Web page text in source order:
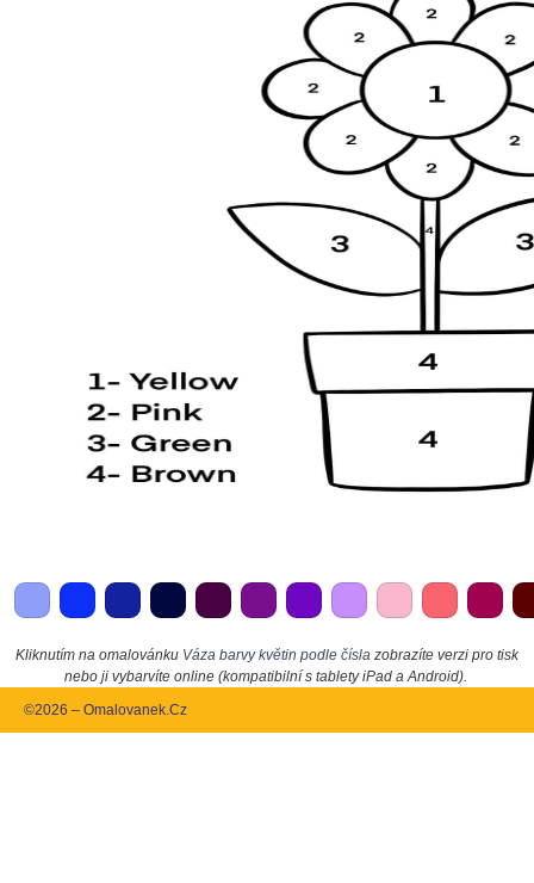
Kliknutím na omalovánku Váza barvy květin podle čísla zobrazíte verzi pro tisk
nebo ji vybarvíte online (kompatibilní s tablety iPad a Android).
©2026 – Omalovanek.Cz